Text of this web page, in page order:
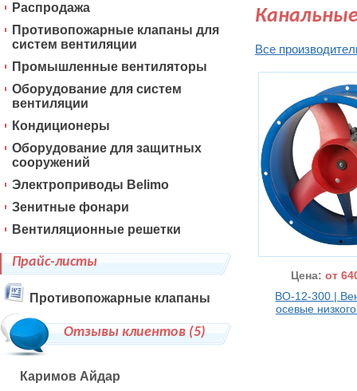
Все
Цена: от
ВО-12-300 |
осевые
Распродажа
Противопожарные клапаны для
систем вентиляции
Промышленные вентиляторы
Оборудование для систем
вентиляции
Кондиционеры
Оборудование для защитных
сооружений
Электроприводы Belimo
Зенитные фонари
Вентиляционные решетки
Прайс-листы
Противопожарные клапаны
Отзывы клиентов (5)
Каримов Айдар